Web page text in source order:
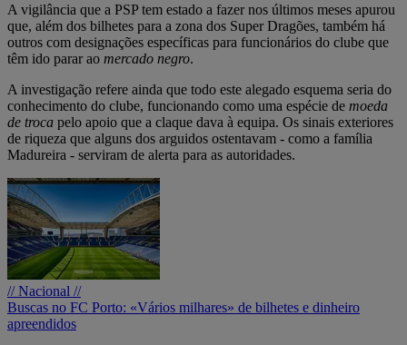
A vigilância que a PSP tem estado a fazer nos últimos meses apurou
que, além dos bilhetes para a zona dos Super Dragões, também há
outros com designações específicas para funcionários do clube que
têm ido parar ao mercado negro.
A investigação refere ainda que todo este alegado esquema seria do
conhecimento do clube, funcionando como uma espécie de moeda
de troca pelo apoio que a claque dava à equipa. Os sinais exteriores
de riqueza que alguns dos arguidos ostentavam - como a família
Madureira - serviram de alerta para as autoridades.
// Nacional //
Buscas no FC Porto: «Vários milhares» de bilhetes e dinheiro
apreendidos